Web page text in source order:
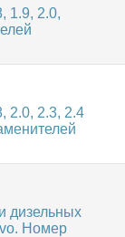
1.9, 2.0,
2.0, 2.3, 2.4
дизельных
Номер